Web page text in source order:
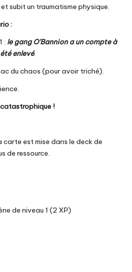
subit un traumatisme physique.
:
: le gang O’Bannion a un compte à
enlevé.
du chaos (pour avoir triché).
!
carte est mise dans le deck de
de ressource.
de niveau 1 (2 XP)